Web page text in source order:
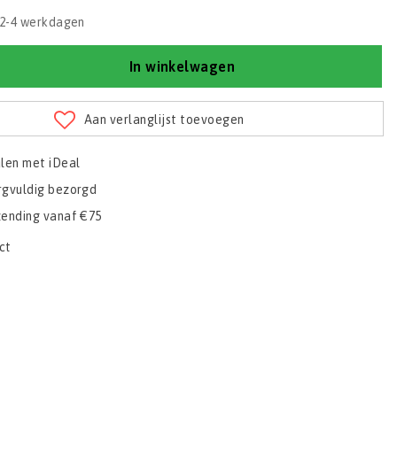
2-4 werkdagen
In winkelwagen
Aan verlanglijst toevoegen
met iDeal
bezorgd
vanaf €75